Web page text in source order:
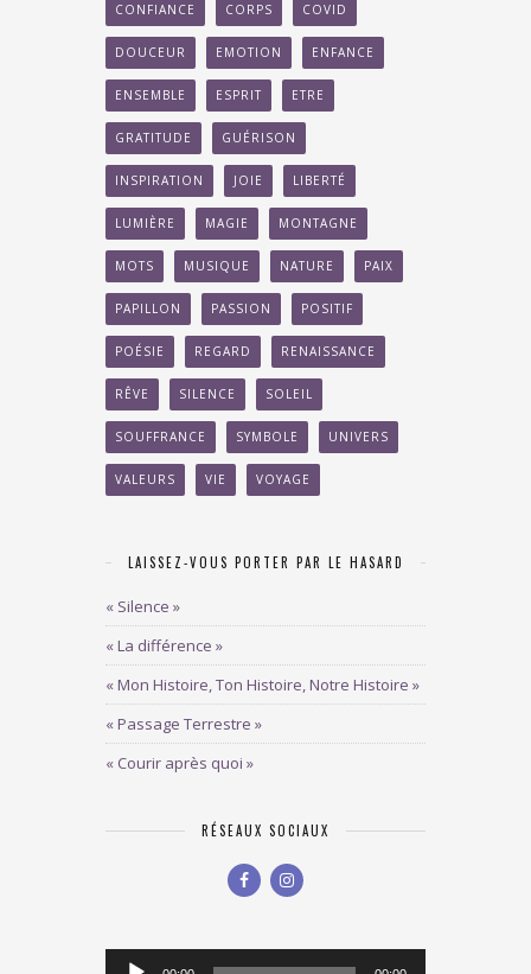
CONFIANCE CORPS COVID
DOUCEUR EMOTION ENFANCE
ENSEMBLE ESPRIT ETRE
GRATITUDE GUÉRISON
INSPIRATION JOIE LIBERTÉ
LUMIÈRE MAGIE MONTAGNE
MOTS MUSIQUE NATURE PAIX
PAPILLON PASSION POSITIF
POÉSIE REGARD RENAISSANCE
RÊVE SILENCE SOLEIL
SOUFFRANCE SYMBOLE UNIVERS
VALEURS VIE VOYAGE
LAISSEZ-VOUS PORTER PAR LE HASARD
« Silence »
« La différence »
« Mon Histoire, Ton Histoire, Notre Histoire »
« Passage Terrestre »
« Courir après quoi »
RÉSEAUX SOCIAUX
Lecteur